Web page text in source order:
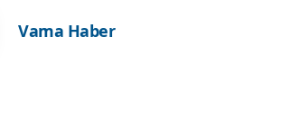
Vama Haber